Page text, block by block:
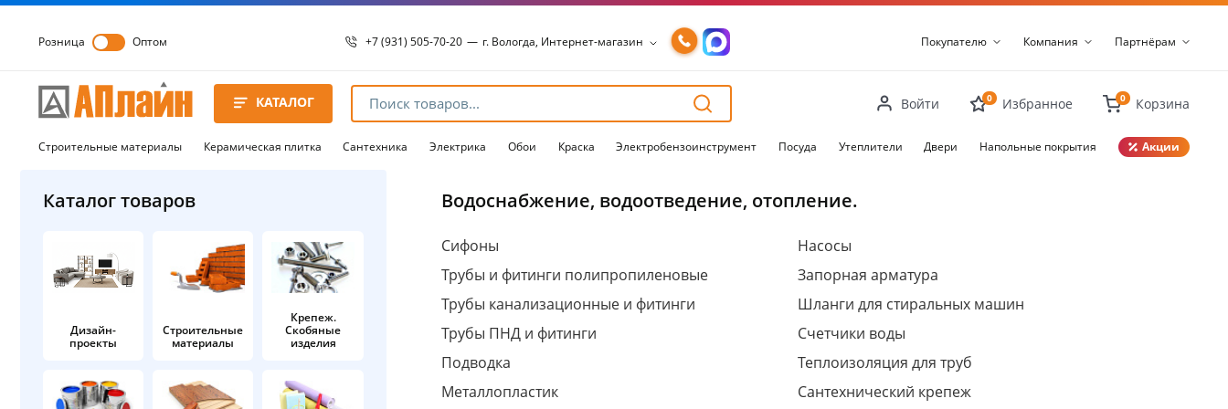
Розница Оптом +7 (931) 505-70-20 — г. Вологда, Интернет-магазин
8 8172 54-15-98
8 8172 54-15-96
г. Вологда, Пошехонское ш., 18
Покупателю Компания Партнёрам
КАТАЛОГ Войти 0 Избранное 0 Корзина
Строительные материалы Керамическая плитка Сантехника Электрика Обои Краска Электробензоинструмент Посуда Утеплители Двери Напольные покрытия Акции
Каталог товаров
Дизайн-
проекты
Строительные
материалы
Крепеж.
Скобяные
изделия
Водоснабжение, водоотведение, отопление.
Сифоны
Трубы и фитинги полипропиленовые
Трубы канализационные и фитинги
Трубы ПНД и фитинги
Подводка
Металлопластик
Насосы
Запорная арматура
Шланги для стиральных машин
Счетчики воды
Теплоизоляция для труб
Сантехнический крепеж
Для клиентов всех банков
Разбейтеоплату
на частибез переплат
График платежей